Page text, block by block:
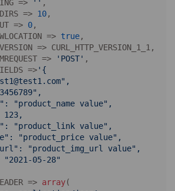
=>
'' ,
=>
10,
=>
0,
=>
true,
=> CURL_HTTP_VERSION_1_1,
=>
'POST' ,
=>
'{
"product_name value",
123,
"product_link value",
"product_price value",
"product_img_url value",
"2021-05-28"
=>
array(